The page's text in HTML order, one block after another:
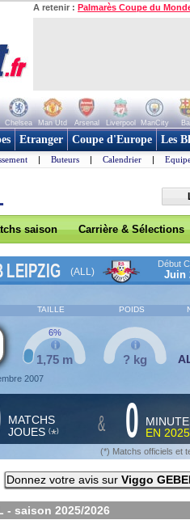
A retenir : Palmarès Coupe du
Chelsea Man Utd Arsenal Liverpool ManCity
Etranger Coupe d'Europe Les
| Buteurs | Calendrier |
saison Carrière & Sélections
LEIPZIG (ALL)
Début
Juin
TAILLE POIDS
2007
1,75 m
6%
? kg
MATCHS
JOUES (*) & 0
EN
(*) Matchs officiels et
Donnez votre avis sur Viggo
- saison 2025/2026